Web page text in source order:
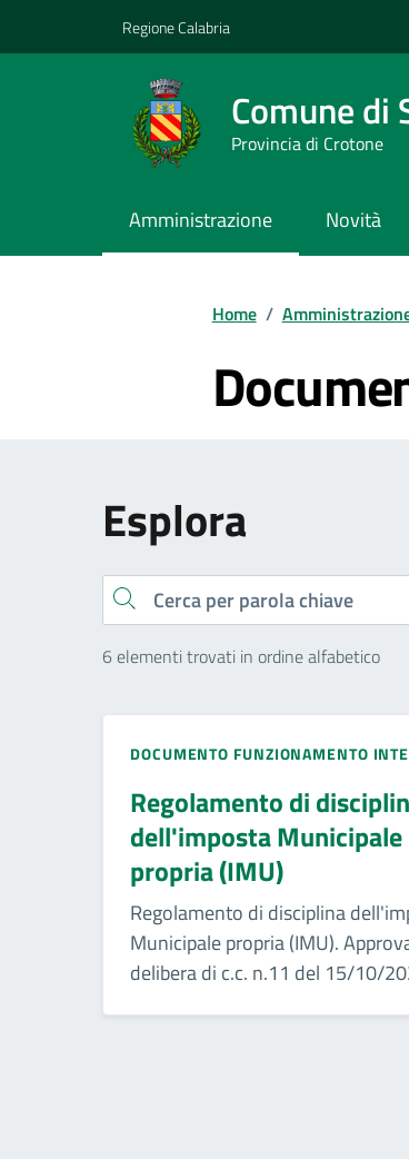
Regione Calabria
Comune di
Provincia di Crotone
Amministrazione Novità
Home /
Esplora
Cerca
6 elementi trovati in ordine alfabetico
DOCUMENTO FUNZIONAMENTO
Regolamento di
dell'imposta Municipale
propria (IMU)
Regolamento di disciplina
Municipale propria (IMU).
delibera di c.c. n.11 del 15/10/